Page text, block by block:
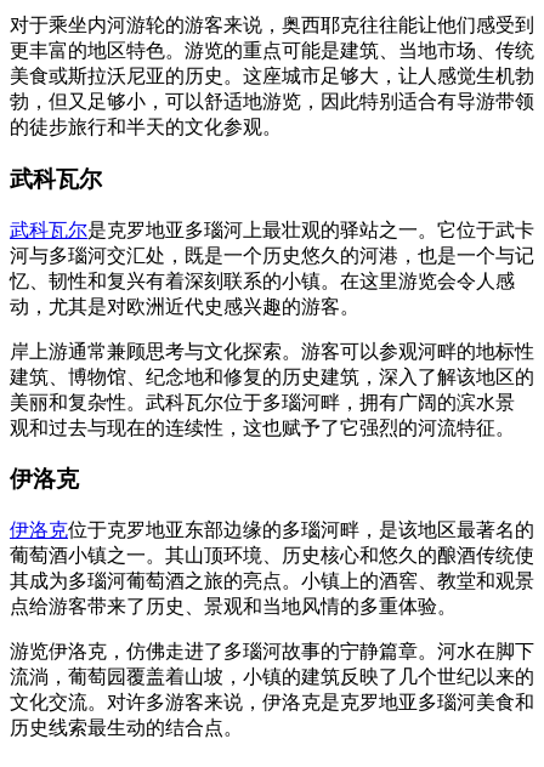
对于乘坐内河游轮的游客来说，奥西耶克往往能让他们感受到
更丰富的地区特色。游览的重点可能是建筑、当地市场、传统
美食或斯拉沃尼亚的历史。这座城市足够大，让人感觉生机勃
勃，但又足够小，可以舒适地游览，因此特别适合有导游带领
的徒步旅行和半天的文化参观。
武科瓦尔
武科瓦尔是克罗地亚多瑙河上最壮观的驿站之一。它位于武卡
河与多瑙河交汇处，既是一个历史悠久的河港，也是一个与记
忆、韧性和复兴有着深刻联系的小镇。在这里游览会令人感
动，尤其是对欧洲近代史感兴趣的游客。
岸上游通常兼顾思考与文化探索。游客可以参观河畔的地标性
建筑、博物馆、纪念地和修复的历史建筑，深入了解该地区的
美丽和复杂性。武科瓦尔位于多瑙河畔，拥有广阔的滨水景
观和过去与现在的连续性，这也赋予了它强烈的河流特征。
伊洛克
伊洛克位于克罗地亚东部边缘的多瑙河畔，是该地区最著名的
葡萄酒小镇之一。其山顶环境、历史核心和悠久的酿酒传统使
其成为多瑙河葡萄酒之旅的亮点。小镇上的酒窖、教堂和观景
点给游客带来了历史、景观和当地风情的多重体验。
游览伊洛克，仿佛走进了多瑙河故事的宁静篇章。河水在脚下
流淌，葡萄园覆盖着山坡，小镇的建筑反映了几个世纪以来的
文化交流。对许多游客来说，伊洛克是克罗地亚多瑙河美食和
历史线索最生动的结合点。